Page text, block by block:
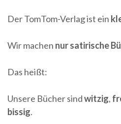
Der TomTom-Verlag ist ein
Wir machen nur satirische
Das heißt:
Unsere Bücher sindwitzig,
bissig.